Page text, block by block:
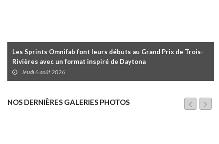
Les Sprints Omnifab font leurs débuts au Grand Prix de Trois-
Rivières avec un format inspiré de Daytona
Jeudi 6 août 2026
NOS DERNIÈRES GALERIES PHOTOS